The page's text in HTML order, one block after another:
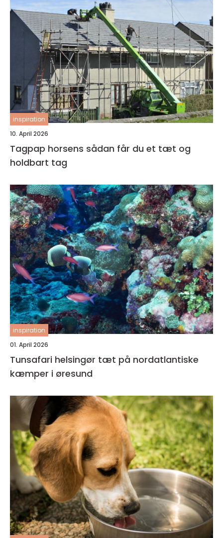
inspiration
10. April 2026
Tagpap horsens sådan får du et tæt og
holdbart tag
inspiration
01. April 2026
Tunsafari helsingør tæt på nordatlantiske
kæmper i øresund